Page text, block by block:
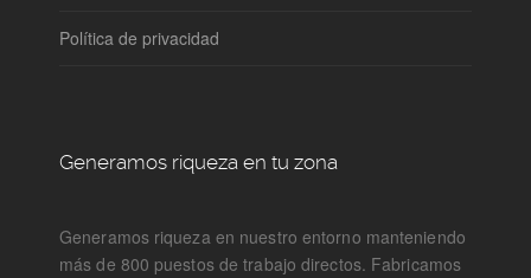
Política de privacidad
Generamos riqueza en tu zona
Generamos riqueza en nuestro entorno manteniendo
más de 800 puestos de trabajo directos. Fabricamos